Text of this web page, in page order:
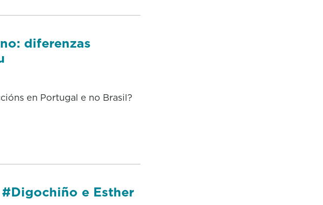
diferenzas
en Portugal e no Brasil?
e Esther